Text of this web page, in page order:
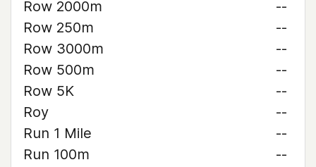
Row 2000m
--
Row 250m
--
Row 3000m
--
Row 500m
--
Row 5K
--
Roy
--
Run 1 Mile
--
Run 100m
--